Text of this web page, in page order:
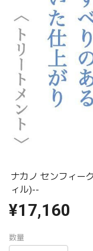
ナカノ センフィー
ィル)--
¥17,160
数量